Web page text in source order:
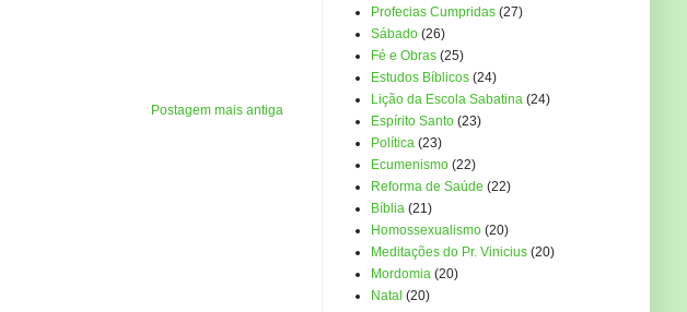
Postagem mais antiga
Profecias Cumpridas (27)
Sábado (26)
Fé e Obras (25)
Estudos Bíblicos (24)
Lição da Escola Sabatina (24)
Espírito Santo (23)
Política (23)
Ecumenismo (22)
Reforma de Saúde (22)
Bíblia (21)
Homossexualismo (20)
Meditações do Pr. Vinicius (20)
Mordomia (20)
Natal (20)